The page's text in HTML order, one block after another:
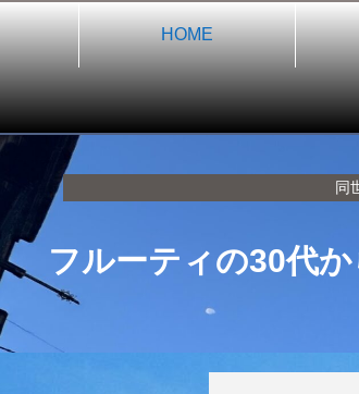
同
フルーティの30代
HOME